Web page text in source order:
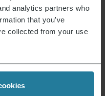
analytics partners who
that you’ve
collected from your use
fonction Gril 2-en-1